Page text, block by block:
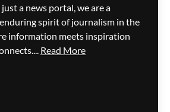
ഗീത ദാസ്‌ 3 hours ago
a news portal, we are a
spirit of journalism in the
information meets inspiration
Read More